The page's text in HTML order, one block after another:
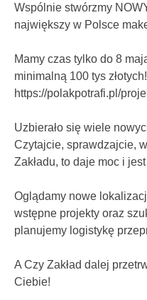
Wspólnie stwórzmy
największy w Polsce
Mamy czas tylko do 8
minimalną 100 tys złotych!
https://polakpotrafi.pl/
Uzbierało się wiele
Czytajcie, sprawdzajcie,
Zakładu, to daje moc i
Oglądamy nowe
wstępne projekty oraz
planujemy logistykę
A Czy Zakład dalej
Ciebie!